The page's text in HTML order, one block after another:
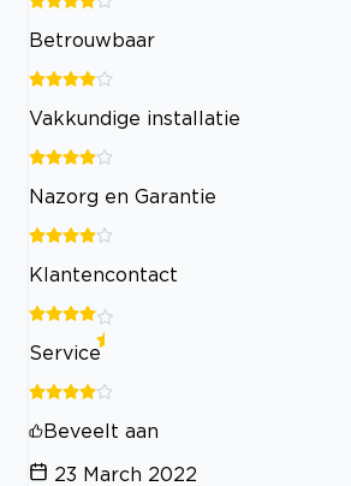
Betrouwbaar
Vakkundige installatie
Nazorg en Garantie
Klantencontact
Service
Beveelt aan
23 March 2022